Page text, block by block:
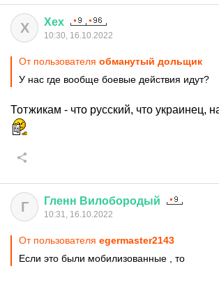
Х Хех
10:30, 16.10.2022
От пользователя обманутый дольщик
У нас где вообще боевые действия идут?
Тотжикам - что русский, что украинец,
Г Гленн Вилобородый
10:31, 16.10.2022
От пользователя egermaster2143
Если это были мобилизованные , то